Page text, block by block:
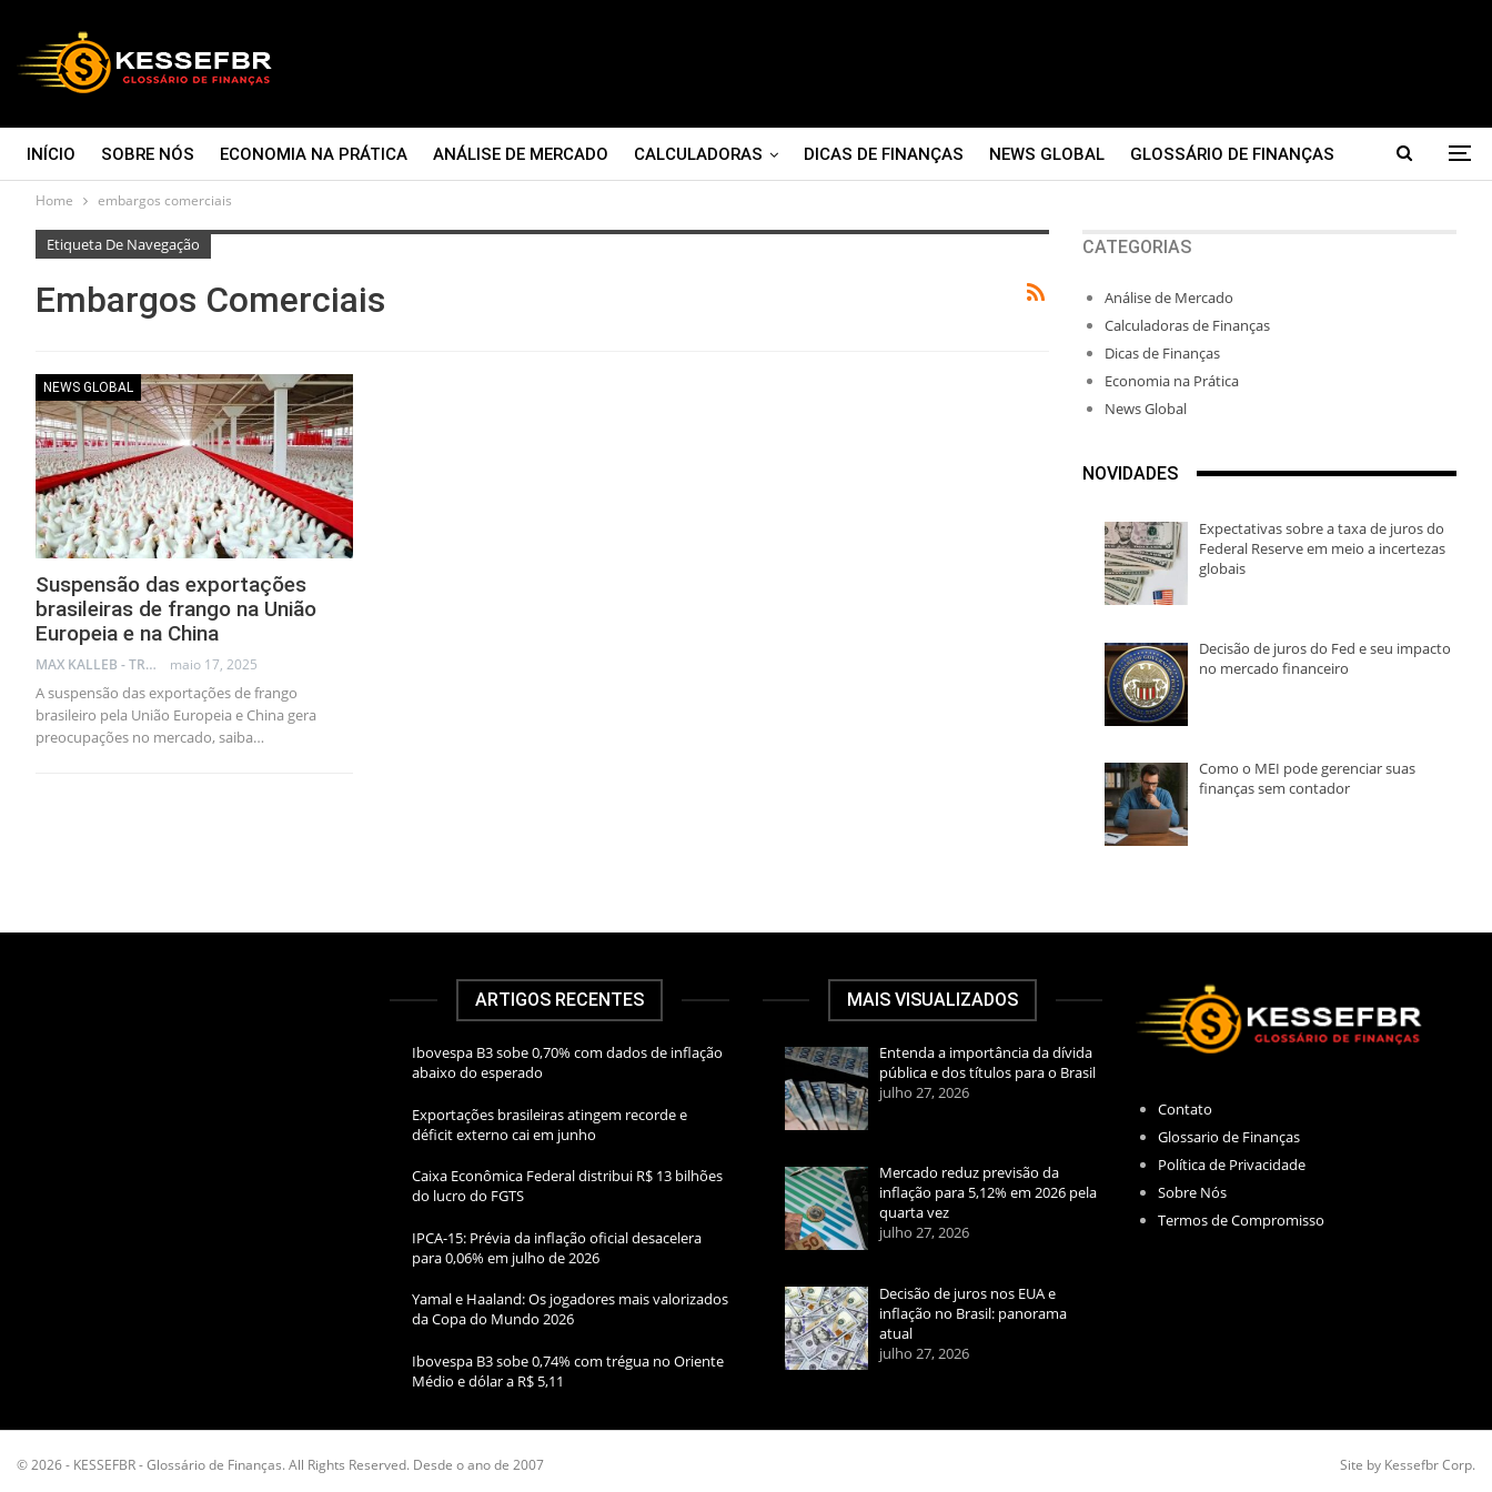
INÍCIO SOBRE NÓS ECONOMIA NA PRÁTICA ANÁLISE DE MERCADO CALCULADORAS DICAS DE FINANÇAS NEWS GLOBAL GLOSSÁRIO DE FINANÇAS
CONTATO
Home embargos comerciais
Etiqueta De Navegação
Embargos Comerciais
NEWS GLOBAL
Suspensão das exportações
brasileiras de frango na União
Europeia e na China
MAX KALLEB - TRADER maio 17, 2025
A suspensão das exportações de frango
brasileiro pela União Europeia e China gera
preocupações no mercado, saiba…
CATEGORIAS
Análise de Mercado
Calculadoras de Finanças
Dicas de Finanças
Economia na Prática
News Global
NOVIDADES
Expectativas sobre a taxa de juros do
Federal Reserve em meio a incertezas
globais
Decisão de juros do Fed e seu impacto
no mercado financeiro
Como o MEI pode gerenciar suas
finanças sem contador
ARTIGOS RECENTES
Ibovespa B3 sobe 0,70% com dados de inflação
abaixo do esperado
Exportações brasileiras atingem recorde e
déficit externo cai em junho
Caixa Econômica Federal distribui R$ 13 bilhões
do lucro do FGTS
IPCA-15: Prévia da inflação oficial desacelera
para 0,06% em julho de 2026
Yamal e Haaland: Os jogadores mais valorizados
da Copa do Mundo 2026
Ibovespa B3 sobe 0,74% com trégua no Oriente
Médio e dólar a R$ 5,11
MAIS VISUALIZADOS
Entenda a importância da dívida
pública e dos títulos para o Brasil
julho 27, 2026
Mercado reduz previsão da
inflação para 5,12% em 2026 pela
quarta vez
julho 27, 2026
Decisão de juros nos EUA e
inflação no Brasil: panorama
atual
julho 27, 2026
Contato
Glossario de Finanças
Política de Privacidade
Sobre Nós
Termos de Compromisso
© 2026 - KESSEFBR - Glossário de Finanças. All Rights Reserved. Desde o ano de 2007 Site by Kessefbr Corp.